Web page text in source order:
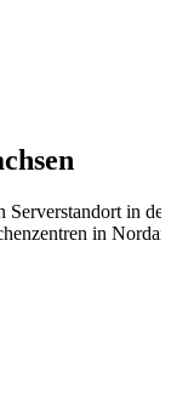
Serverstandort in
in